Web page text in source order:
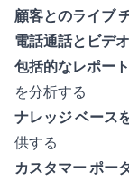
顧客とのライブ
電話通話とビデ
包括的なレポー
を分析する
ナレッジ ベース
供する
カスタマー ポー